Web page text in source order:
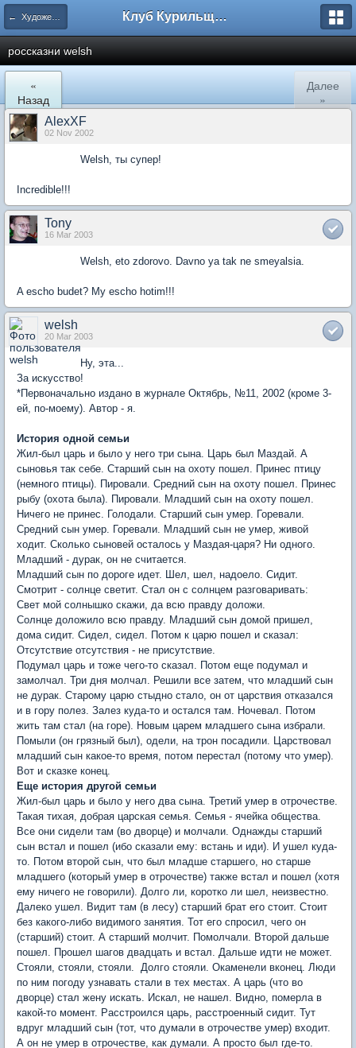
← Художественная литература Клуб Курильщиков Трубки
россказни welsh
«
Назад
Далее
»
AlexXF
02 Nov 2002
Welsh, ты супер!
Incredible!!!
Tony
16 Mar 2003
Welsh, eto zdorovo. Davno ya tak ne smeyalsia.
A escho budet? My escho hotim!!!
welsh
20 Mar 2003
Ну, эта...
За искусство!
*Первоначально издано в журнале Октябрь, №11, 2002 (кроме 3-
ей, по-моему). Автор - я.
История одной семьи
Жил-был царь и было у него три сына. Царь был Маздай. А
сыновья так себе. Старший сын на охоту пошел. Принес птицу
(немного птицы). Пировали. Средний сын на охоту пошел. Принес
рыбу (охота была). Пировали. Младший сын на охоту пошел.
Ничего не принес. Голодали. Старший сын умер. Горевали.
Средний сын умер. Горевали. Младший сын не умер, живой
ходит. Сколько сыновей осталось у Маздая-царя? Ни одного.
Младший - дурак, он не считается.
Младший сын по дороге идет. Шел, шел, надоело. Сидит.
Смотрит - солнце светит. Стал он с солнцем разговаривать:
Свет мой солнышко скажи, да всю правду доложи.
Солнце доложило всю правду. Младший сын домой пришел,
дома сидит. Сидел, сидел. Потом к царю пошел и сказал:
Отсутствие отсутствия - не присутствие.
Подумал царь и тоже чего-то сказал. Потом еще подумал и
замолчал. Три дня молчал. Решили все затем, что младший сын
не дурак. Старому царю стыдно стало, он от царствия отказался
и в гору полез. Залез куда-то и остался там. Ночевал. Потом
жить там стал (на горе). Новым царем младшего сына избрали.
Помыли (он грязный был), одели, на трон посадили. Царствовал
младший сын какое-то время, потом перестал (потому что умер).
Вот и сказке конец.
Еще история другой семьи
Жил-был царь и было у него два сына. Третий умер в отрочестве.
Такая тихая, добрая царская семья. Семья - ячейка общества.
Все они сидели там (во дворце) и молчали. Однажды старший
сын встал и пошел (ибо сказали ему: встань и иди). И ушел куда-
то. Потом второй сын, что был младше старшего, но старше
младшего (который умер в отрочестве) также встал и пошел (хотя
ему ничего не говорили). Долго ли, коротко ли шел, неизвестно.
Далеко ушел. Видит там (в лесу) старший брат его стоит. Стоит
без какого-либо видимого занятия. Тот его спросил, чего он
(старший) стоит. А старший молчит. Помолчали. Второй дальше
пошел. Прошел шагов двадцать и встал. Дальше идти не может.
Стояли, стояли, стояли. Долго стояли. Окаменели вконец. Люди
по ним погоду узнавать стали в тех местах. А царь (что во
дворце) стал жену искать. Искал, не нашел. Видно, померла в
какой-то момент. Расстроился царь, расстроенный сидит. Тут
вдруг младший сын (тот, что думали в отрочестве умер) входит.
А он не умер в отрочестве, как думали. А просто был где-то.